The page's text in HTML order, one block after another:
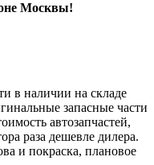
Москвы!
в наличии на складе
запасные части
автозапчастей,
раза дешевле дилера.
и покраска, плановое